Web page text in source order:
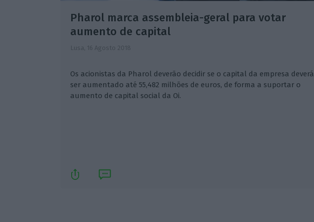
Pharol marca assembleia-geral para votar
aumento de capital
Lusa, 16 Agosto 2018
Os acionistas da Pharol deverão decidir se o capital da empresa deverá
ser aumentado até 55,482 milhões de euros, de forma a suportar o
aumento de capital social da Oi.